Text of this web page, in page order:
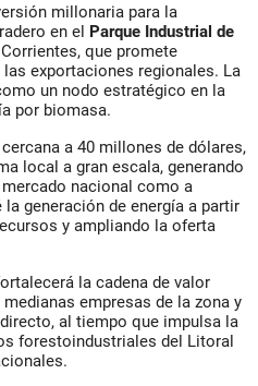
millonaria para la
en el Parque Industrial de
que promete
exportaciones regionales. La
un nodo estratégico en la
por biomasa.
a 40 millones de dólares,
local a gran escala, generando
nacional como a
generación de energía a partir
y ampliando la oferta
la cadena de valor
empresas de la zona y
al tiempo que impulsa la
forestoindustriales del Litoral